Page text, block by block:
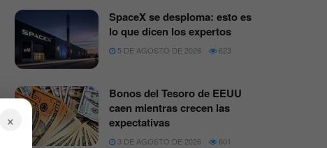
SpaceX se desploma: esto es
lo que dicen los expertos
5 DE AGOSTO DE 2026 623
Bonos del Tesoro de EEUU
caen mientras crecen las
expectativas
3 DE AGOSTO DE 2026 601
×